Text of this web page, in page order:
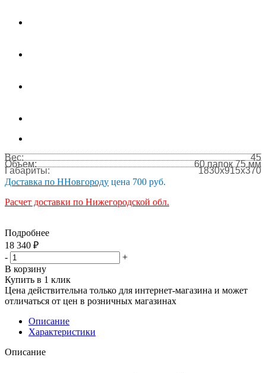
Вес: 45
Объем: 60 папок 75 мм
Габариты:
1830x915x370
Доставка по ННовгороду цена 700 руб.
Расчет доставки по Нижегородской обл.
Подробнее
18 340 ₽
-
+
В корзину
Купить в 1 клик
Цена действительна только для интернет-магазина и может
отличаться от цен в розничных магазинах
Описание
Характеристики
Описание